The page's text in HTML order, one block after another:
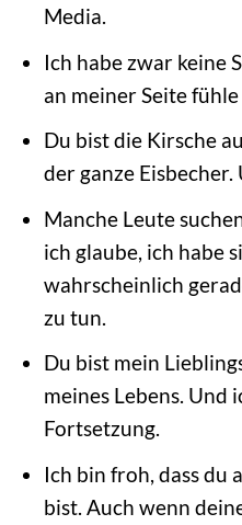
Media.
Ich habe zwar keine
an meiner Seite
Du bist die Kirsche
der ganze Eisbecher.
Manche Leute
ich glaube, ich habe
wahrscheinlich
zu tun.
Du bist mein
meines Lebens. Und
Fortsetzung.
Ich bin froh, dass du
bist. Auch wenn